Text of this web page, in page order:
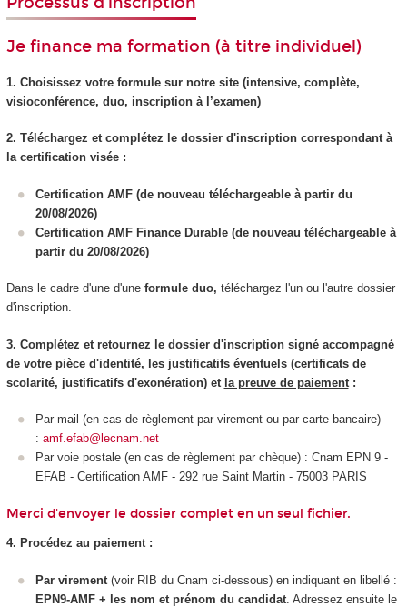
Je finance ma formation (à titre individuel)
1. Choisissez votre formule sur notre site (intensive, complète,
visioconférence, duo, inscription à l’examen)
2. Téléchargez et complétez le dossier d'inscription correspondant à
la certification visée :
Certification AMF (de nouveau téléchargeable à partir du
20/08/2026)
Certification AMF Finance Durable (de nouveau téléchargeable à
partir du 20/08/2026)
Dans le cadre d'une d'uneformule duo, téléchargez l'un ou l'autre dossier
d'inscription.
3. Complétez et retournez le dossier d'inscription signé accompagné
de votre pièce d'identité, les justificatifs éventuels (certificats de
scolarité, justificatifs d'exonération) et la preuve de paiement:
Par mail (en cas de règlement par virement ou par carte bancaire)
: amf.efab@lecnam.net
Par voie postale (en cas de règlement par chèque) : Cnam EPN 9 -
EFAB - Certification AMF - 292 rue Saint Martin - 75003 PARIS
Merci d'envoyer le dossier complet en un seul fichier.
4. Procédez au paiement :
Par virement (voir RIB du Cnam ci-dessous) en indiquant en libellé :
EPN9-AMF + les nom et prénom du candidat . Adressez ensuite le